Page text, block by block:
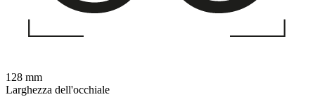
128 mm
Larghezza dell'occhiale